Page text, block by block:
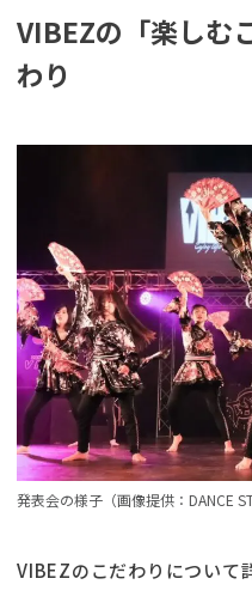
VIBEZの「楽しむ
わり
発表会の様子（画像提供：DANCE
VIBEZのこだわりについて